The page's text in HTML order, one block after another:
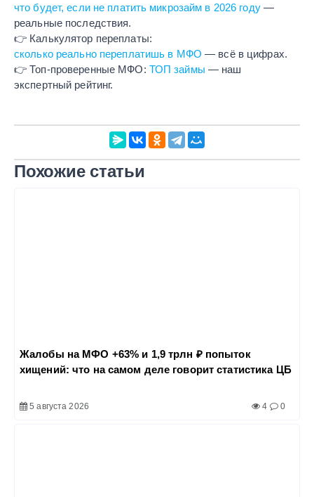
что будет, если не платить микрозайм в 2026 году—
реальные последствия.
👉 Калькулятор переплаты:
сколько реально переплатишь в МФО — всё в цифрах.
👉 Топ-проверенные МФО: ТОП займы — наш
экспертный рейтинг.
Похожие статьи
Жалобы на МФО +63% и 1,9 трлн ₽ попыток
хищений: что на самом деле говорит статистика ЦБ
5 августа 2026 4 0